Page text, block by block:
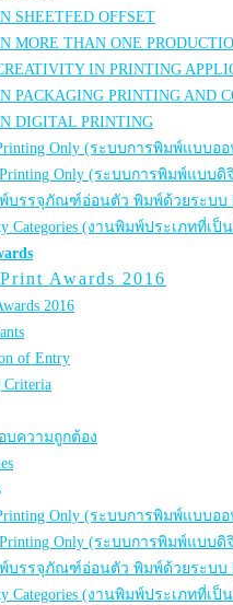
SHEETFED OFFSET
MORE THAN ONE
IN PRINTING
PACKAGING PRINTING AND
DIGITAL PRINTING
Only (ระบบการพิมพ์แบบอ
Only (ระบบการพิมพ์แบบ
บรรจุภัณฑ์อ่อนตัว พิมพ์ด้วยระบบ
Categories (งานพิมพ์ประเภทที่เ
Awards 2016
2016
of Entry
Criteria
บความถูกต้อง
Only (ระบบการพิมพ์แบบอ
Only (ระบบการพิมพ์แบบ
บรรจุภัณฑ์อ่อนตัว พิมพ์ด้วยระบบ
Categories (งานพิมพ์ประเภทที่เ